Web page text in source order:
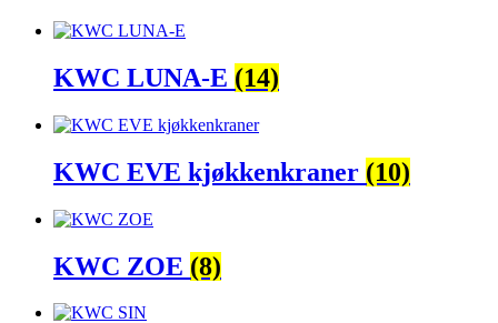
KWC LUNA-E (14)
KWC EVE kjøkkenkraner (10)
KWC ZOE (8)